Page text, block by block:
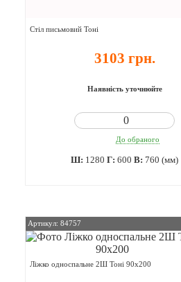
Стіл письмовий Тоні
3103 грн.
Наявність уточнюйте
До обраного
Ш: 1280 Г:600 В:760 (мм)
Артикул: 84757
Ліжко односпальне 2Ш Тоні 90х200